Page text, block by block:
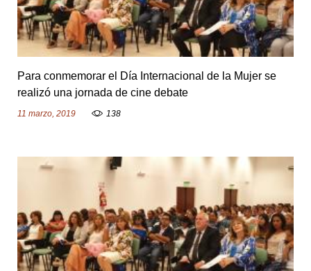
Para conmemorar el Día Internacional de la Mujer se
realizó una jornada de cine debate
11 marzo, 2019 138